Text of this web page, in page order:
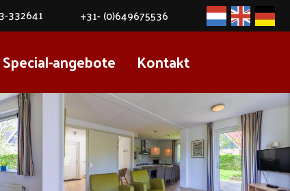
332641 +31- (0)649675536
Special-angebote Kontakt